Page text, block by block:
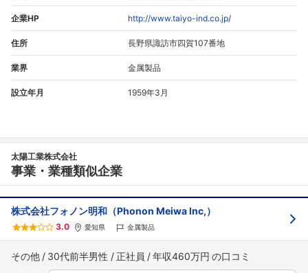
企業HP http://www.taiyo-ind.co.jp/
住所 長野県諏訪市四賀107番地
業界 金属製品
設立年月 1959年3月
太陽工業株式会社
事業・業種類似企業
株式会社フォノン明和（Phonon Meiwa Inc,）
3.0 愛知県 金属製品
その他 30代前半男性 正社員 年収460万円